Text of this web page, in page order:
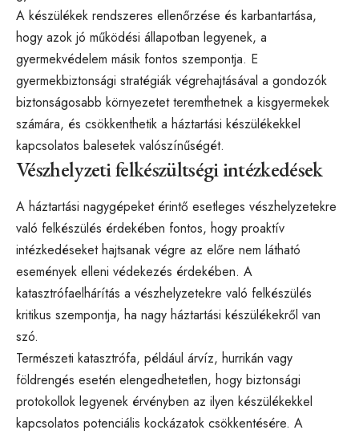
A készülékek rendszeres ellenőrzése és karbantartása,
hogy azok jó működési állapotban legyenek, a
gyermekvédelem másik fontos szempontja. E
gyermekbiztonsági stratégiák végrehajtásával a gondozók
biztonságosabb környezetet teremthetnek a kisgyermekek
számára, és csökkenthetik a háztartási készülékekkel
kapcsolatos balesetek valószínűségét.
Vészhelyzeti felkészültségi intézkedések
A háztartási nagygépeket érintő esetleges vészhelyzetekre
való felkészülés érdekében fontos, hogy proaktív
intézkedéseket hajtsanak végre az előre nem látható
események elleni védekezés érdekében. A
katasztrófaelhárítás a vészhelyzetekre való felkészülés
kritikus szempontja, ha nagy háztartási készülékekről van
szó.
Természeti katasztrófa, például árvíz, hurrikán vagy
földrengés esetén elengedhetetlen, hogy biztonsági
protokollok legyenek érvényben az ilyen készülékekkel
kapcsolatos potenciális kockázatok csökkentésére. A